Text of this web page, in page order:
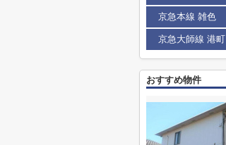
京急本線 雑色
京急大師線 港町
おすすめ物件